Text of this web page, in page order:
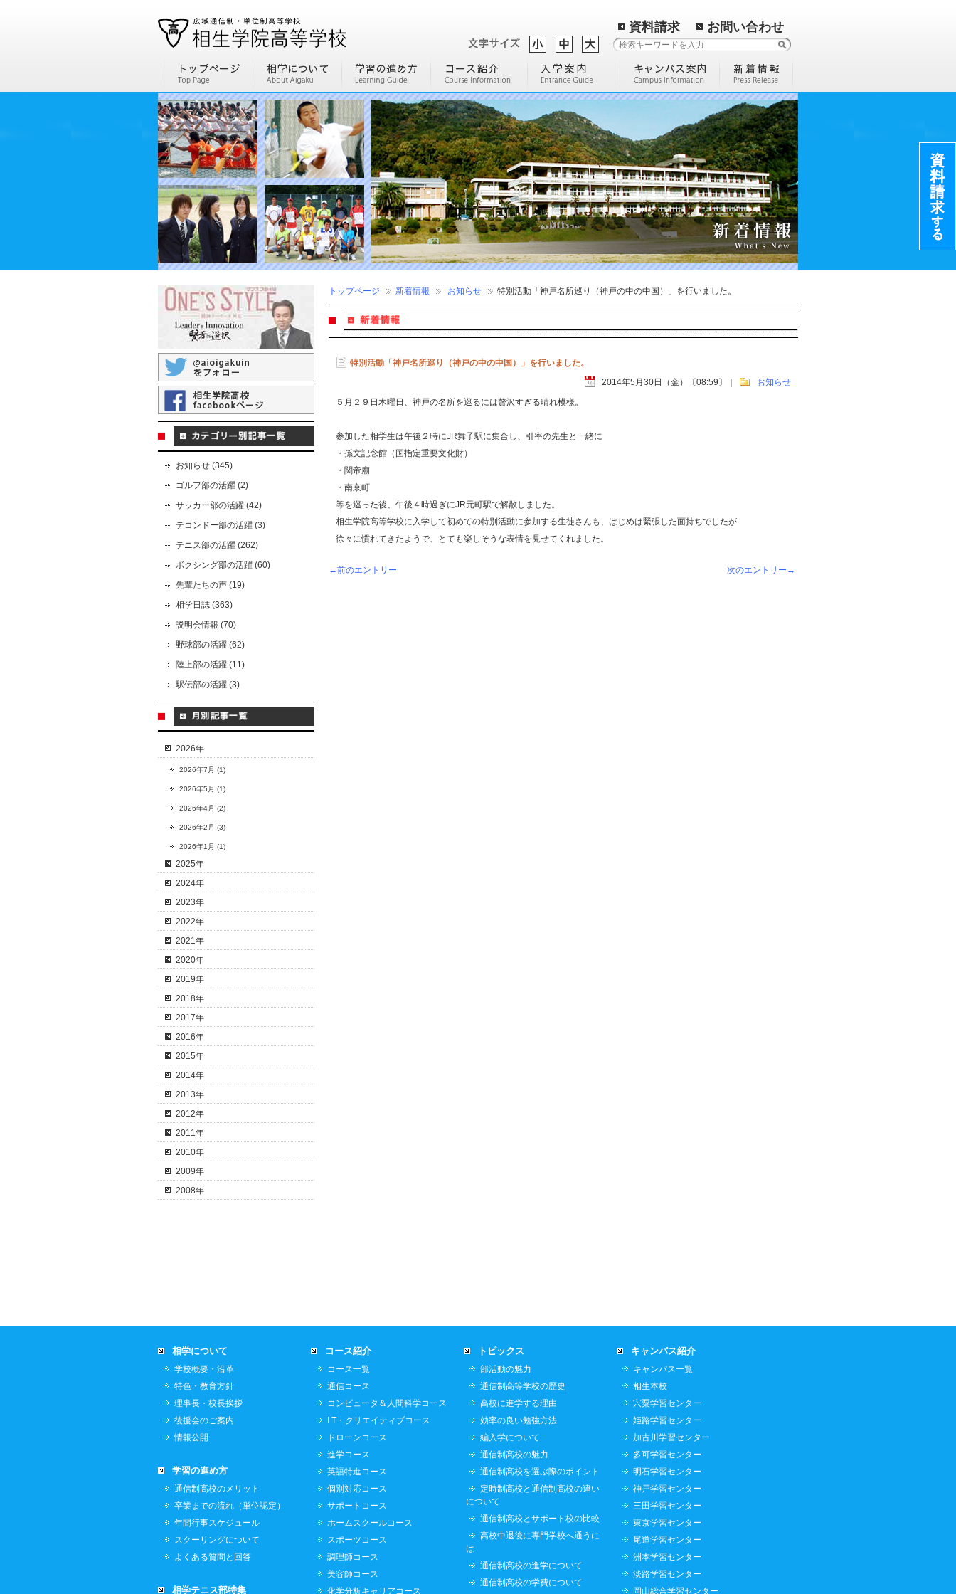
資料請求 お問い合わせ
トップページ 新着情報 お知らせ 特別活動「神戸名所巡り（神戸の中の中国）」を行いました。
特別活動「神戸名所巡り（神戸の中の中国）」を行いました。
2014年5月30日（金）〔08:59〕
｜
お知らせ
５月２９日木曜日、神戸の名所を巡るには贅沢すぎる晴れ模様。
参加した相学生は午後２時にJR舞子駅に集合し、引率の先生と一緒に
・孫文記念館（国指定重要文化財）
・関帝廟
・南京町
等を巡った後、午後４時過ぎにJR元町駅で解散しました。
相生学院高等学校に入学して初めての特別活動に参加する生徒さんも、はじめは緊張した面持ちでしたが
徐々に慣れてきたようで、とても楽しそうな表情を見せてくれました。
←前のエントリー 次のエントリー→
お知らせ (345)
ゴルフ部の活躍 (2)
サッカー部の活躍 (42)
テコンドー部の活躍 (3)
テニス部の活躍 (262)
ボクシング部の活躍 (60)
先輩たちの声 (19)
相学日誌 (363)
説明会情報 (70)
野球部の活躍 (62)
陸上部の活躍 (11)
駅伝部の活躍 (3)
2026年
2026年7月 (1)
2026年5月 (1)
2026年4月 (2)
2026年2月 (3)
2026年1月 (1)
2025年
2024年
2023年
2022年
2021年
2020年
2019年
2018年
2017年
2016年
2015年
2014年
2013年
2012年
2011年
2010年
2009年
2008年
相学について
学校概要・沿革
特色・教育方針
理事長・校長挨拶
後援会のご案内
情報公開
学習の進め方
通信制高校のメリット
卒業までの流れ（単位認定）
年間行事スケジュール
スクーリングについて
よくある質問と回答
相学テニス部特集
コース紹介
コース一覧
通信コース
コンピュータ＆人間科学コース
I T・クリエイティブコース
ドローンコース
進学コース
英語特進コース
個別対応コース
サポートコース
ホームスクールコース
スポーツコース
調理師コース
美容師コース
化学分析キャリアコース
トピックス
部活動の魅力
通信制高等学校の歴史
高校に進学する理由
効率の良い勉強方法
編入学について
通信制高校の魅力
通信制高校を選ぶ際のポイント
定時制高校と通信制高校の違い
について
通信制高校とサポート校の比較
高校中退後に専門学校へ通うに
は
通信制高校の進学について
通信制高校の学費について
キャンパス紹介
キャンパス一覧
相生本校
宍粟学習センター
姫路学習センター
加古川学習センター
多可学習センター
明石学習センター
神戸学習センター
三田学習センター
東京学習センター
尾道学習センター
洲本学習センター
淡路学習センター
岡山総合学習センター